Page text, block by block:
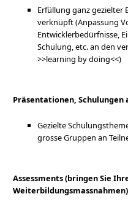
Erfüllung ganz gezielter
verknüpft (Anpassung
Entwicklerbedürfnisse,
Schulung, etc. an den
>>learning by doing<<)
Präsentationen, Schulungen
Gezielte
grosse Gruppen an
Assessments (bringen Sie
Weiterbildungsmassnahmen)